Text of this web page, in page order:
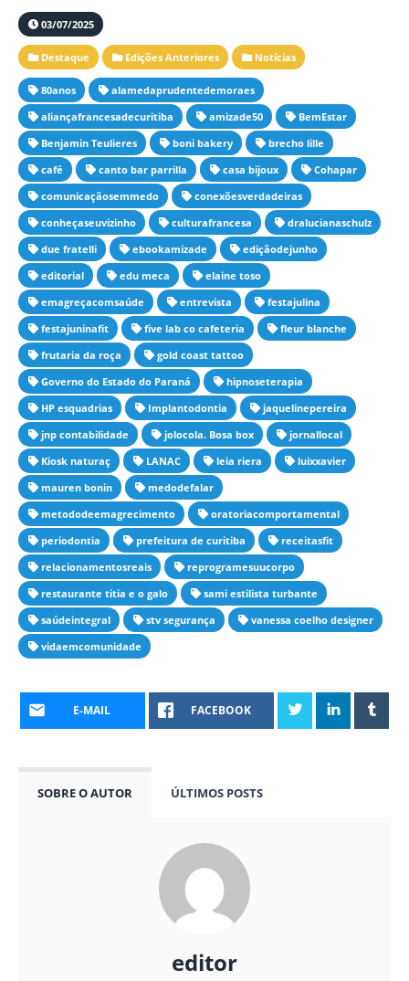
03/07/2025
Destaque Edições Anteriores Notícias
80anos
alamedaprudentedemoraes
aliançafrancesadecuritiba
amizade50
BemEstar
Benjamin Teulieres
boni bakery
brecho lille
café
canto bar parrilla casa bijoux
Cohapar
comunicaçãosemmedo
conexõesverdadeiras
conheçaseuvizinho
culturafrancesa
dralucianaschulz
due fratelli
ebookamizade
ediçãodejunho
editorial
edu meca
elaine toso
emagreçacomsaúde
entrevista
festajulina
festajuninafit
five lab co cafeteria
fleur blanche
frutaria da roça
gold coast tattoo
Governo do Estado do Paraná
hipnoseterapia
HP esquadrias
Implantodontia
jaquelinepereira
jnp contabilidade
jolocola. Bosa box
jornallocal
Kiosk naturaç
LANAC leia riera
luixxavier
mauren bonin
medodefalar
metododeemagrecimento
oratoriacomportamental
periodontia
prefeitura de curitiba
receitasfit
relacionamentosreais
reprogramesuucorpo
restaurante titia e o galo
sami estilista turbante
saúdeintegral
stv segurança
vanessa coelho designer
vidaemcomunidade
E-MAIL FACEBOOK
SOBRE O AUTOR ÚLTIMOS POSTS
editor